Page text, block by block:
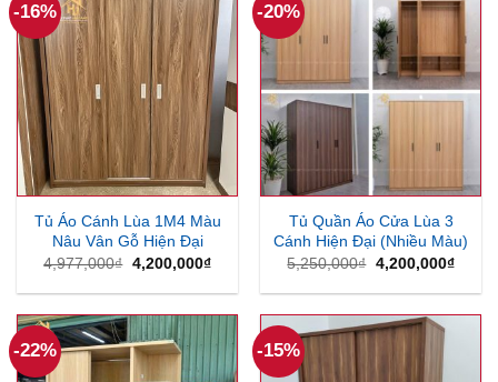
-16%
Tủ Áo Cánh Lùa 1M4 Màu
Nâu Vân Gỗ Hiện Đại
4,977,000₫ Giá
là:
4,200,000₫Giá
tại
4,200,000₫.
-20%
Tủ Quần Áo Cửa Lùa 3
Cánh Hiện Đại (Nhiều Màu)
5,250,000₫ Giá
là:
4,200,000₫Giá
tại
-22% -15%